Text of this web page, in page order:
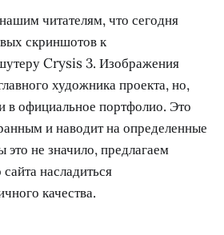
читателям, что сегодня
скриншотов к
Crysis 3. Изображения
художника проекта, но,
в официальное портфолио. Это
и наводит на определенные
не значило, предлагаем
насладиться
качества.